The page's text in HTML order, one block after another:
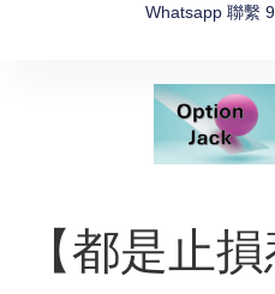
Whatsapp 聯繫
【都是止